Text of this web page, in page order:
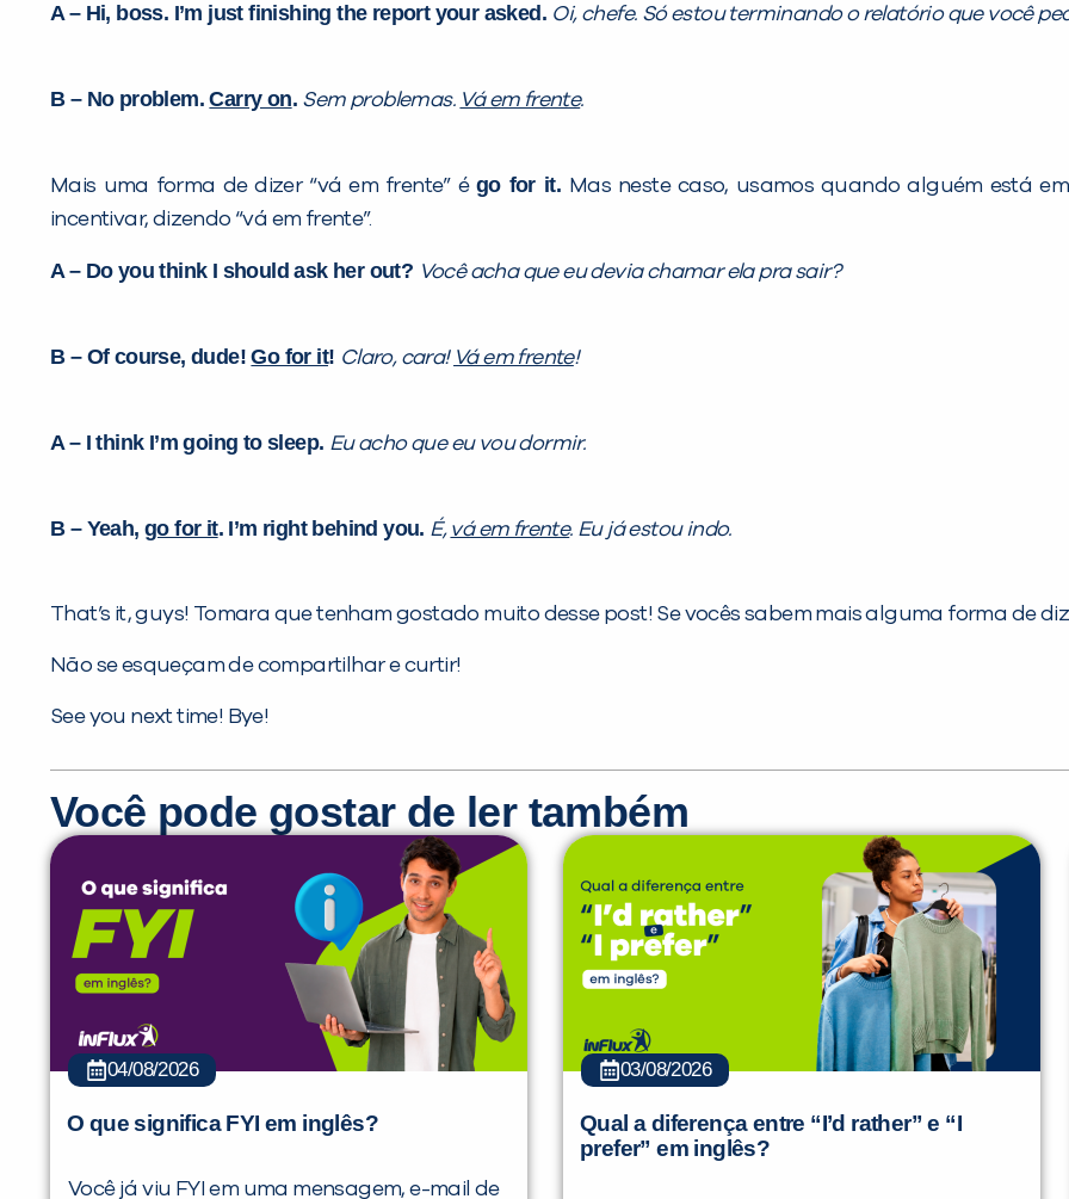
A – Hi, boss. I’m just finishing the report your asked. Oi, chefe. Só estou terminando o relatório que você
B – No problem.Carry on. Sem problemas. Vá em frente.
Mais uma forma de dizer “vá em frente” é go for it. Mas neste caso, usamos quando alguém está
incentivar, dizendo “vá em frente”.
A – Do you think I should ask her out? Você acha que eu devia chamar ela pra sair?
B – Of course, dude!Go for it! Claro, cara! Vá em frente!
A – I think I’m going to sleep. Eu acho que eu vou dormir.
B – Yeah,go for it. I’m right behind you. É, vá em frente. Eu já estou indo.
That’s it, guys! Tomara que tenham gostado muito desse post! Se vocês sabem mais alguma forma de
Não se esqueçam de compartilhar e curtir!
See you next time! Bye!
Você pode gostar de ler também
04/08/2026
O que significa FYI em inglês?
Você já viu FYI em uma mensagem, e-mail de
03/08/2026
Qual a diferença entre “I’d rather” e “I
prefer” em inglês?